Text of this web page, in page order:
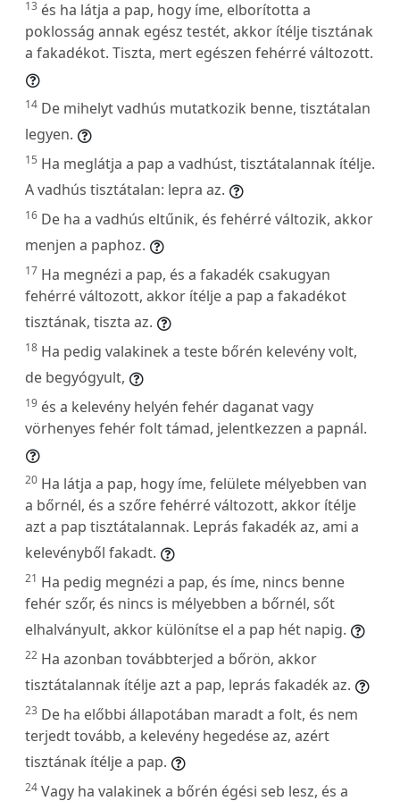
13 és ha látja a pap, hogy íme, elborította a
poklosság annak egész testét, akkor ítélje tisztának
a fakadékot. Tiszta, mert egészen fehérré változott.
14 De mihelyt vadhús mutatkozik benne, tisztátalan
legyen.
15 Ha meglátja a pap a vadhúst, tisztátalannak ítélje.
A vadhús tisztátalan: lepra az.
16 De ha a vadhús eltűnik, és fehérré változik, akkor
menjen a paphoz.
17 Ha megnézi a pap, és a fakadék csakugyan
fehérré változott, akkor ítélje a pap a fakadékot
tisztának, tiszta az.
18 Ha pedig valakinek a teste bőrén kelevény volt,
de begyógyult,
19 és a kelevény helyén fehér daganat vagy
vörhenyes fehér folt támad, jelentkezzen a papnál.
20 Ha látja a pap, hogy íme, felülete mélyebben van
a bőrnél, és a szőre fehérré változott, akkor ítélje
azt a pap tisztátalannak. Leprás fakadék az, ami a
kelevényből fakadt.
21 Ha pedig megnézi a pap, és íme, nincs benne
fehér szőr, és nincs is mélyebben a bőrnél, sőt
elhalványult, akkor különítse el a pap hét napig.
22 Ha azonban továbbterjed a bőrön, akkor
tisztátalannak ítélje azt a pap, leprás fakadék az.
23 De ha előbbi állapotában maradt a folt, és nem
terjedt tovább, a kelevény hegedése az, azért
tisztának ítélje a pap.
24 Vagy ha valakinek a bőrén égési seb lesz, és a